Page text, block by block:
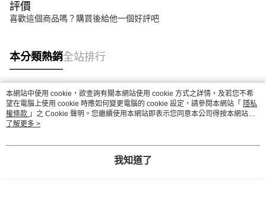
評價
喜歡這個商品嗎？購買後給他一個好評吧
本分類熱銷全站排行
熱門標籤
本網站中使用 cookie，欲查詢有關本網站使用 cookie 方式之詳情，及若您不希
望在電腦上使用 cookie 時應如何變更電腦的 cookie 設定，請參閱本網站「 隱私
權條款 」之 Cookie 聲明。您繼續使用本網站即表示您同意本公司得按本網站使
用條款之 Cookie 聲明使用 cookie。
了解更多 >
我知道了